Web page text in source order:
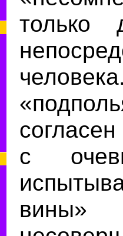
только
с